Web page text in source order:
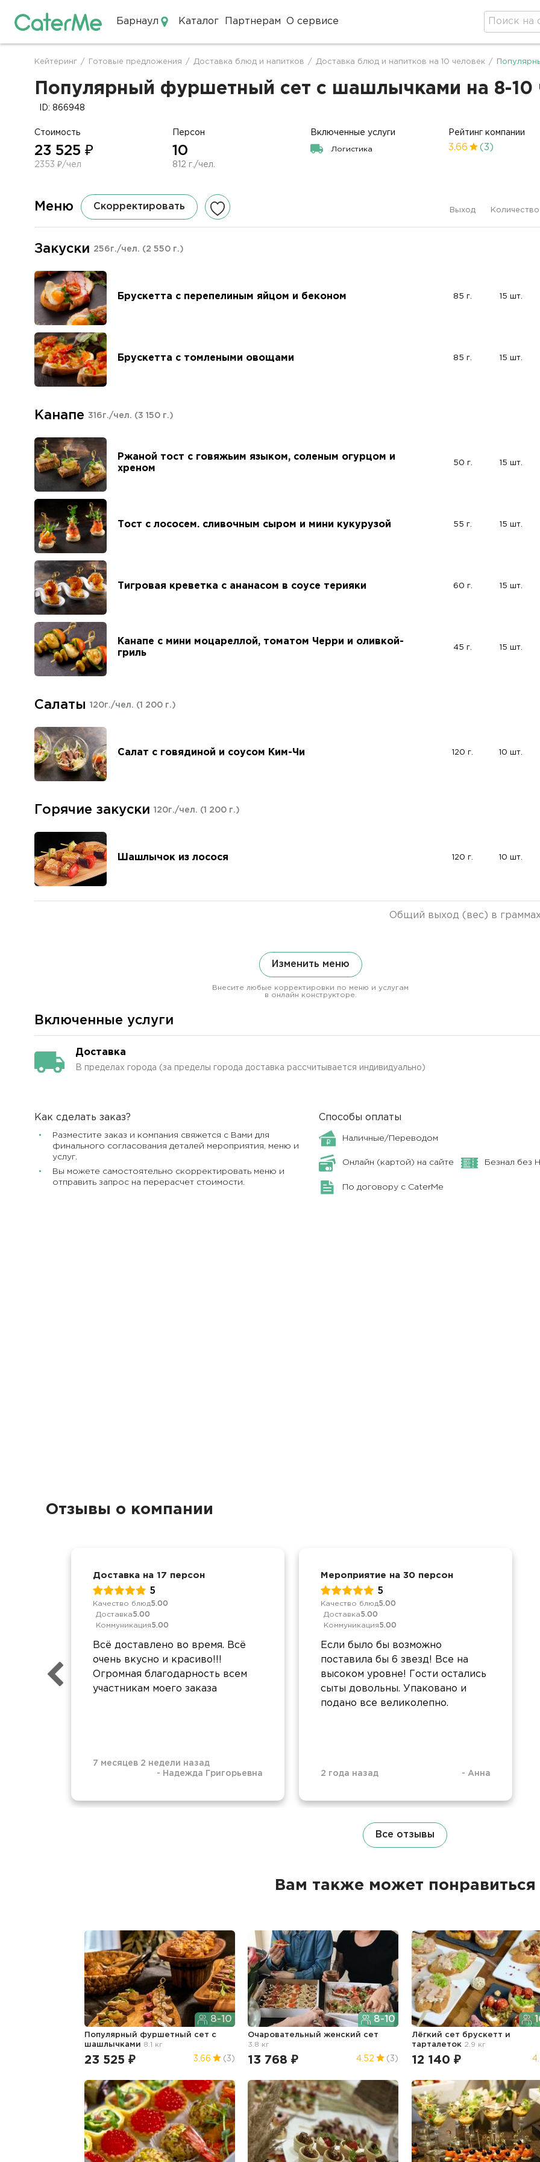
Барнаул Каталог Партнерам О сервисе
Строка
навигации
Кейтеринг / Готовые предложения / Доставка блюд и напитков / Доставка блюд и напитков на 10 человек /
Популярный фуршетный сет с шашлычками на 8-10
ID: 866948
Стоимость
23 525 ₽
2353 ₽/чел
Персон
10
812 г./чел.
Включенные услуги
Логистика
Рейтинг компании
3.66 (3)
Меню Скорректировать Выход Количество
Закуски 256г./чел. (2 550 г.)
Брускетта с перепелиным яйцом и беконом 85 г. 15 шт.
Брускетта с томлеными овощами 85 г. 15 шт.
Канапе 316г./чел. (3 150 г.)
Ржаной тост с говяжьим языком, соленым огурцом и
хреном
50 г. 15 шт.
Тост с лососем. сливочным сыром и мини кукурузой 55 г. 15 шт.
Тигровая креветка с ананасом в соусе терияки 60 г. 15 шт.
Канапе с мини моцареллой, томатом Черри и оливкой-
гриль
45 г. 15 шт.
Салаты 120г./чел. (1 200 г.)
Салат с говядиной и соусом Ким-Чи 120 г. 10 шт.
Горячие закуски 120г./чел. (1 200 г.)
Шашлычок из лосося 120 г. 10 шт.
Общий выход (вес) в
Изменить меню
Внесите любые корректировки по меню и услугам
в онлайн конструкторе.
Включенные услуги
Доставка
В пределах города (за пределы города доставка рассчитывается индивидуально)
Как сделать заказ?
Разместите заказ и компания свяжется с Вами для
финального согласования деталей мероприятия, меню и
услуг.
Вы можете самостоятельно скорректировать меню и
отправить запрос на перерасчет стоимости.
Способы оплаты
Наличные/Переводом
Онлайн (картой) на сайте Безнал без
По договору с CaterMe
Отзывы о компании
Доставка на 17 персон
5
Качество блюд5.00
Доставка5.00
Коммуникация5.00
Всё доставлено во время. Всё
очень вкусно и красиво!!!
Огромная благодарность всем
участникам моего заказа
7 месяцев 2 недели назад
- Надежда Григорьевна
Мероприятие на 30 персон
5
Качество блюд5.00
Доставка5.00
Коммуникация5.00
Если было бы возможно
поставила бы 6 звезд! Все на
высоком уровне! Гости остались
сыты довольны. Упаковано и
подано все великолепно.
2 года назад - Анна
Все отзывы
Вам также может понравиться
8-10
Популярный фуршетный сет с
шашлычками 8.1 кг
23 525 ₽ 3.66 (3)
8-10
Очаровательный женский сет
3.8 кг
13 768 ₽ 4.52 (3)
Лёгкий сет брускетт и
тарталеток 2.9 кг
12 140 ₽